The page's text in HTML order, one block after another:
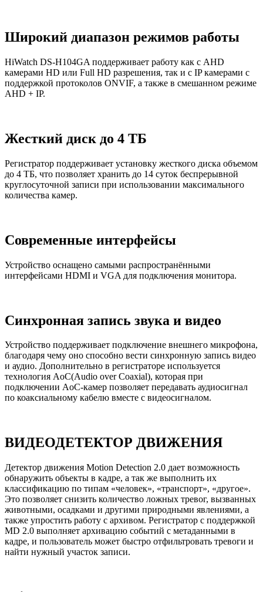
Широкий диапазон режимов работы
HiWatch DS-H104GA поддерживает работу как с AHD
камерами HD или Full HD разрешения, так и с IP камерами с
поддержкой протоколов ONVIF, а также в смешанном режиме
AHD + IP.
Жесткий диск до 4 ТБ
Регистратор поддерживает установку жесткого диска объемом
до 4 ТБ, что позволяет хранить до 14 суток беспрерывной
круглосуточной записи при использовании максимального
количества камер.
Современные интерфейсы
Устройство оснащено самыми распространёнными
интерфейсами HDMI и VGA для подключения монитора.
Синхронная запись звука и видео
Устройство поддерживает подключение внешнего микрофона,
благодаря чему оно способно вести синхронную запись видео
и аудио. Дополнительно в регистраторе используется
технология AoC(Audio over Coaxial), которая при
подключении AoC-камер позволяет передавать аудиосигнал
по коаксиальному кабелю вместе с видеосигналом.
ВИДЕОДЕТЕКТОР ДВИЖЕНИЯ
Детектор движения Motion Detection 2.0 дает возможность
обнаружить объекты в кадре, а так же выполнить их
классификацию по типам «человек», «транспорт», «другое».
Это позволяет снизить количество ложных тревог, вызванных
животными, осадками и другими природными явлениями, а
также упростить работу с архивом. Регистратор с поддержкой
MD 2.0 выполняет архивацию событий с метаданными в
кадре, и пользователь может быстро отфильтровать тревоги и
найти нужный участок записи.